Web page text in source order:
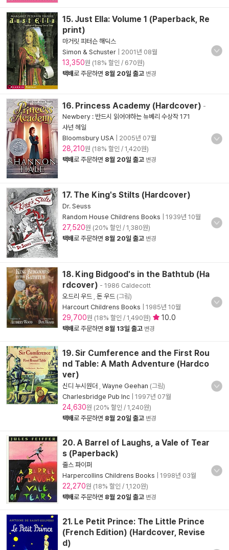
15. Just Ella: Volume 1 (Paperback, Re
print)
마거릿 피터슨 해딕스
Simon & Schuster
2001년 08월
13,350원 (18% 할인 / 670원)
택배로 주문하면 8월 20일 출고 변경
16. Princess Academy (Hardcover) -
Newbery : 반드시 읽어야하는 뉴베리 수상작 171
샤넌 헤일
Bloomsbury USA
2005년 07월
28,210원 (18% 할인 / 1,420원)
택배로 주문하면 8월 20일 출고 변경
17. The King's Stilts (Hardcover)
Dr. Seuss
Random House Childrens Books
1939년 10월
27,520원 (20% 할인 / 1,380원)
택배로 주문하면 8월 20일 출고 변경
18. King Bidgood's in the Bathtub (Ha
rdcover) - 1986 Caldecott
오드리 우드 돈 우드 (그림)
Harcourt Childrens Books
1985년 10월
29,700원 (18% 할인 / 1,490원) 10.0
택배로 주문하면 8월 13일 출고 변경
19. Sir Cumference and the First Rou
nd Table: A Math Adventure (Hardco
ver)
신디 누시원더 Wayne Geehan (그림)
Charlesbridge Pub Inc
1997년 07월
24,630원 (20% 할인 / 1,240원)
택배로 주문하면 8월 20일 출고 변경
20. A Barrel of Laughs, a Vale of Tear
s (Paperback)
줄스 파이퍼
Harpercollins Childrens Books
1998년 03월
22,270원 (18% 할인 / 1,120원)
택배로 주문하면 8월 20일 출고 변경
21. Le Petit Prince: The Little Prince
(French Edition) (Hardcover, Revise
d)